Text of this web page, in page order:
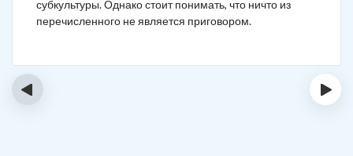
субкультуры. Однако стоит понимать, что ничто из
перечисленного не является приговором.
‹ ›